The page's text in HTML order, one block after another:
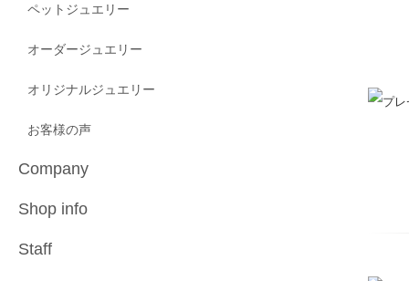
ペットジュエリー
オーダージュエリー
オリジナルジュエリー
お客様の声
Company
Shop info
Staff